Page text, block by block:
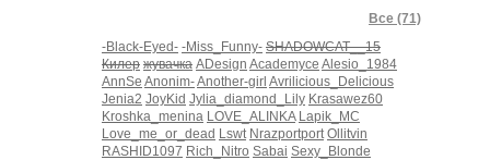
Вытру слёзы и мило в ответ улыбнусь. И такой,
как я есть, к вам опять повернусь
Все (71)
-Black-Eyed- -Miss_Funny- SHADOWCAT__15
Килер жувачка ADesign Academyce Alesio_1984
AnnSe Anonim-Another-girl Avrilicious_Delicious
Jenia2 JoyKid Jylia_diamond_Lily Krasawez60
Kroshka_menina LOVE_ALINKA Lapik_MC
Love_me_or_dead Lswt Nrazportport Ollitvin
RASHID1097 Rich_Nitro Sabai Sexy_Blonde